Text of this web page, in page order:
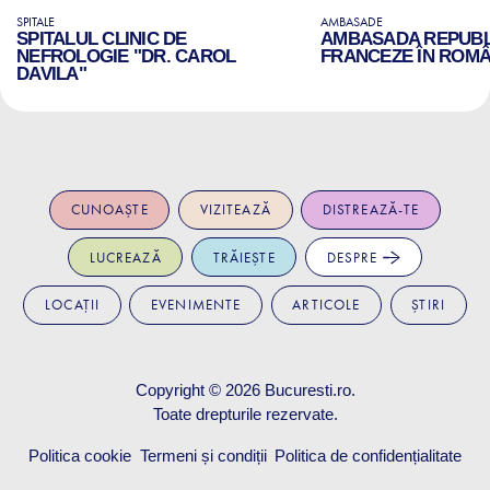
SPITALE
SPITALUL CLINIC DE
NEFROLOGIE "DR. CAROL
DAVILA"
AMBASADE
AMBASADA
FRANCEZE ÎN
CUNOAȘTE VIZITEAZĂ DISTREAZĂ-TE
LUCREAZĂ TRĂIEȘTE DESPRE
LOCAȚII EVENIMENTE ARTICOLE ȘTIRI
Copyright © 2026 Bucuresti.ro.
Toate drepturile rezervate.
Politica cookie Termeni și condiții Politica de confidențialitate